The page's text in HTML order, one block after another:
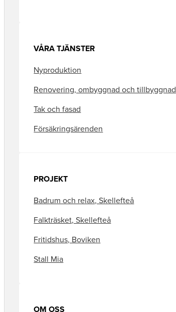
VÅRA TJÄNSTER
Nyproduktion
Renovering, ombyggnad och tillbyggnad
Tak och fasad
Försäkringsärenden
PROJEKT
Badrum och relax, Skellefteå
Falkträsket, Skellefteå
Fritidshus, Boviken
Stall Mia
OM OSS